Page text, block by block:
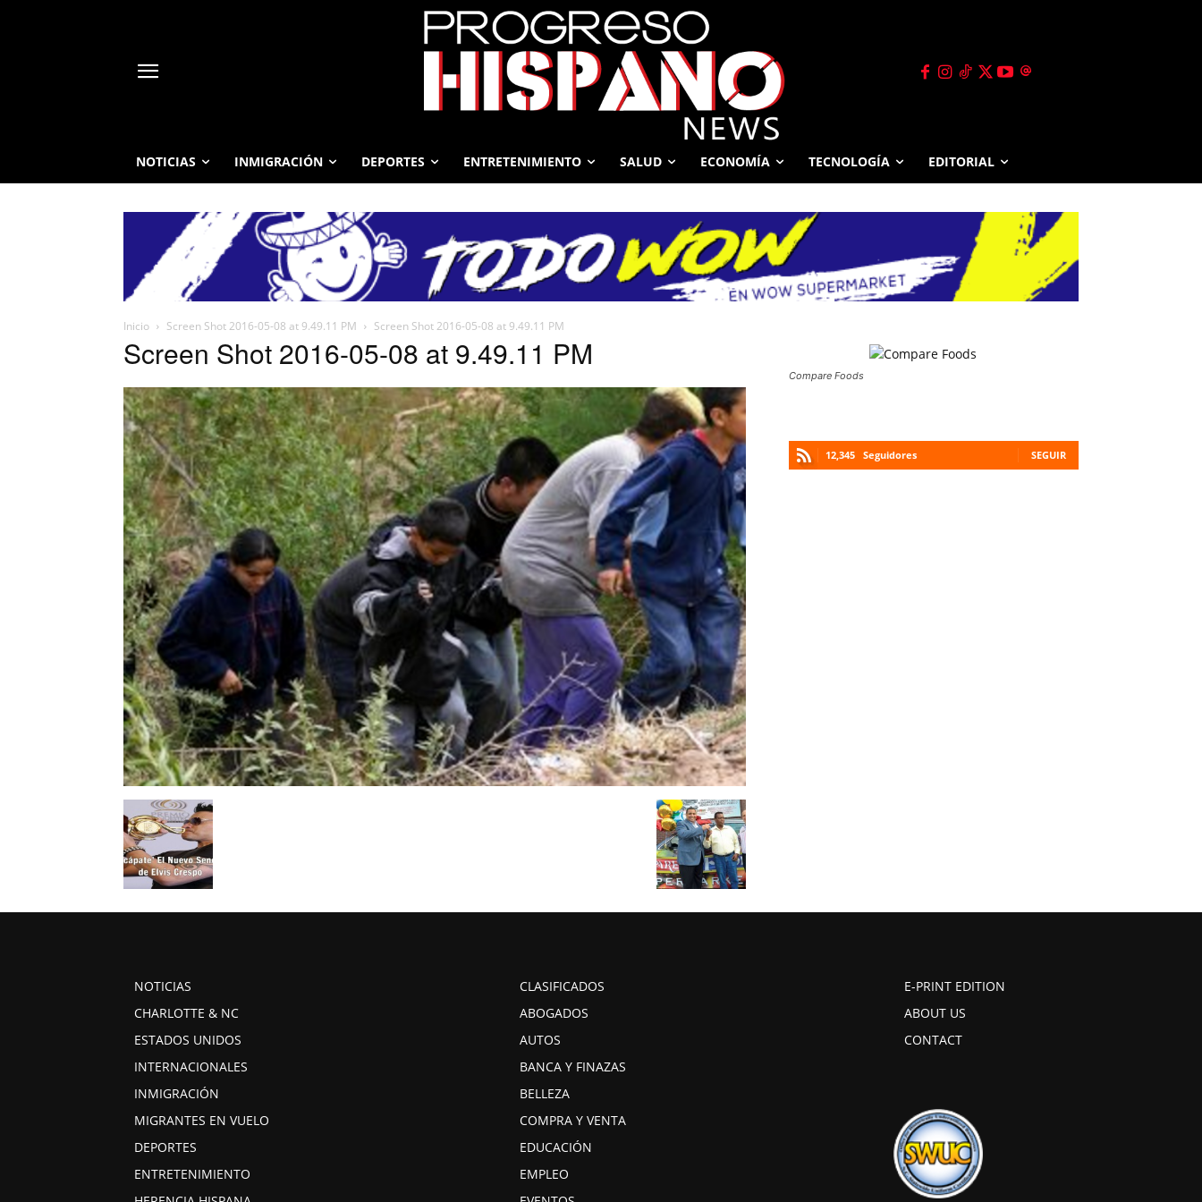
NOTICIAS INMIGRACIÓN DEPORTES ENTRETENIMIENTO SALUD ECONOMÍA TECNOLOGÍA EDITORIAL
Inicio Screen Shot 2016-05-08 at 9.49.11 PM Screen Shot 2016-05-08 at 9.49.11 PM
Screen Shot 2016-05-08 at 9.49.11 PM
Compare Foods
12,345 Seguidores SEGUIR
NOTICIAS
CHARLOTTE & NC
ESTADOS UNIDOS
INTERNACIONALES
INMIGRACIÓN
MIGRANTES EN VUELO
DEPORTES
ENTRETENIMIENTO
CLASIFICADOS
ABOGADOS
AUTOS
BANCA Y FINAZAS
BELLEZA
COMPRA Y VENTA
EDUCACIÓN
EMPLEO
E-PRINT EDITION
ABOUT US
CONTACT